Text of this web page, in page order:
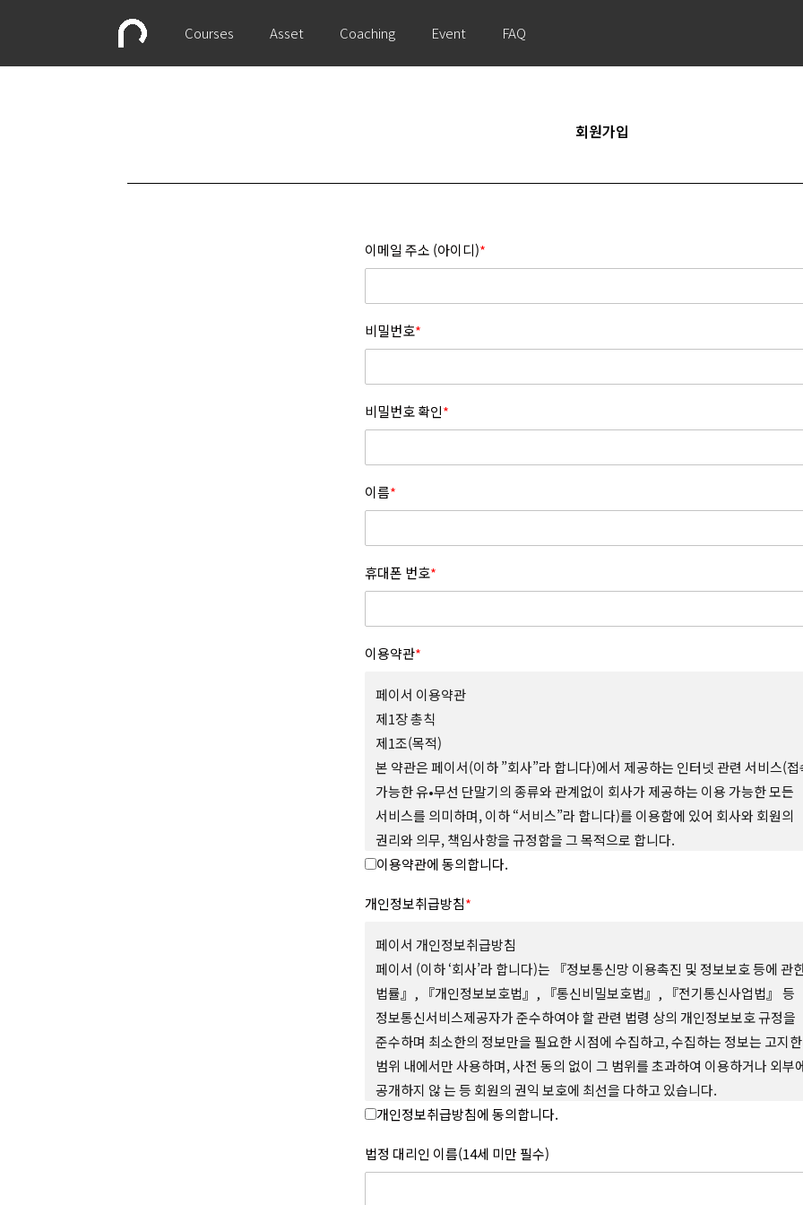
Courses Asset Coaching Event FAQ
회원가입
이메일 주소 (아이디)*
비밀번호*
비밀번호 확인*
이름*
휴대폰 번호*
이용약관*
페이서 이용약관
제1장 총칙
제1조(목적)
본 약관은 페이서(이하 ”회사”라 합니다)에서 제공하는 인터넷 관련 서비스(접
가능한 유•무선 단말기의 종류와 관계없이 회사가 제공하는 이용 가능한 모든
서비스를 의미하며, 이하 “서비스”라 합니다)를 이용함에 있어 회사와 회원의
권리와 의무, 책임사항을 규정함을 그 목적으로 합니다.
제 2 조 (용어의 정의)
1. “사이트”란 회사가 재화 또는 서비스(이하 “상품 등”이라 합니다)를 회원에게
가상의 영업장을 말하며 회사가 모바일 환경에서 서비스하는 모바일 웹과 앱을
포함합니다.
2. “회원”이라 함은 사이트에서 정한 소정의 절차를 거쳐 회원가입을 한 자로서, 약
따라 회사가 제공하는 서비스를 이용할 수 있는 자를 말합니다.
3. “아이디(ID)”라 함은 회원의 식별과 서비스의 이용을 위하여 회원이 설정하고 회
승인하여 등록된 전자우편주소 또는 소셜 서비스 연동을 통해 수집된 전자우편주소
말합니다.
4. “메일 인증”이라 함은 회원이 서비스의 이용을 위하여 제출한 인증번호를 통해
이메일의 진위여부를 확인하는 것을 말합니다.
5. “비밀번호(Password)”라 함은 회원의 동일성 확인과 회원의 권익 및 비밀보호를
위하여 회원 스스로가 설정하여 사이트에 등록한 문자와 숫자의 조합을 말합니다.
6. “쿠폰”이라 함은 상품 등을 구매하거나 사이트가 제공하는 서비스를 이용할 때
이용약관에 동의합니다.
개인정보취급방침*
페이서 개인정보취급방침
페이서 (이하 ‘회사’라 합니다)는 『정보통신망 이용촉진 및 정보보호 등에 관
법률』, 『개인정보보호법』, 『통신비밀보호법』, 『전기통신사업법』 등
정보통신서비스제공자가 준수하여야 할 관련 법령 상의 개인정보보호 규정을
준수하며 최소한의 정보만을 필요한 시점에 수집하고, 수집하는 정보는 고지한
범위 내에서만 사용하며, 사전 동의 없이 그 범위를 초과하여 이용하거나 외부
공개하지 않 는 등 회원의 권익 보호에 최선을 다하고 있습니다.
회사는 개인정보취급방침을 통하여 회원이 제공하는 개인정보가 어떠한 용도와 방
개인정보취급방침을 개정하는 경우 개정 이유 및 내용에 관하여 웹사이트 및 전자우
등을 통하여 고지합니다. 회사는 아래와 같이 개인정보를 보호하고 있습니다.
개인정보취급방침에 동의합니다.
법정 대리인 이름(14세 미만 필수)